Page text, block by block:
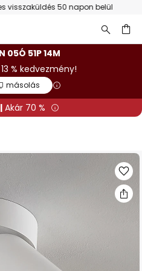
50 napon belül
05Ó 51P 14M
% kedvezmény!
másolás
Akár 70 %